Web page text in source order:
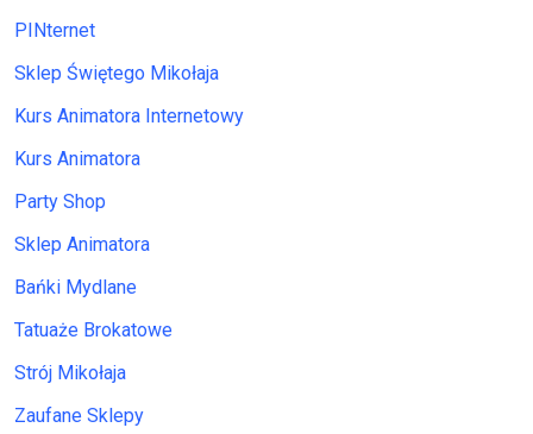
PINternet
Sklep Świętego Mikołaja
Kurs Animatora Internetowy
Kurs Animatora
Party Shop
Sklep Animatora
Bańki Mydlane
Tatuaże Brokatowe
Strój Mikołaja
Zaufane Sklepy